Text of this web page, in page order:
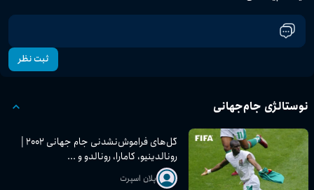
ثبت نظر
نوستالژی جام‌جهانی
گل‌های فراموش‌نشدنی جام جهانی ۲۰۰۲ |
رونالدینیو، کامارا، رونالدو و ...
پلان اسپرت